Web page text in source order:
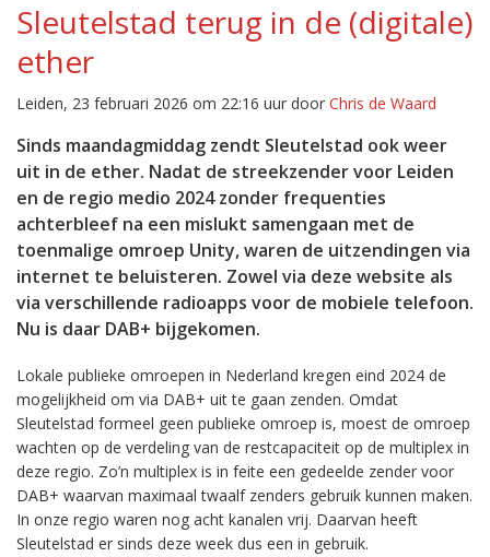
Sleutelstad terug in de (digitale)
ether
Leiden, 23 februari 2026 om 22:16 uur door Chris de Waard
Sinds maandagmiddag zendt Sleutelstad ook weer
uit in de ether. Nadat de streekzender voor Leiden
en de regio medio 2024 zonder frequenties
achterbleef na een mislukt samengaan met de
toenmalige omroep Unity, waren de uitzendingen via
internet te beluisteren. Zowel via deze website als
via verschillende radioapps voor de mobiele telefoon.
Nu is daar DAB+ bijgekomen.
Lokale publieke omroepen in Nederland kregen eind 2024 de
mogelijkheid om via DAB+ uit te gaan zenden. Omdat
Sleutelstad formeel geen publieke omroep is, moest de omroep
wachten op de verdeling van de restcapaciteit op de multiplex in
deze regio. Zo’n multiplex is in feite een gedeelde zender voor
DAB+ waarvan maximaal twaalf zenders gebruik kunnen maken.
In onze regio waren nog acht kanalen vrij. Daarvan heeft
Sleutelstad er sinds deze week dus een in gebruik.